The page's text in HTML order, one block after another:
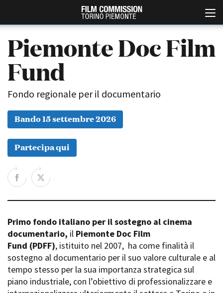
Chi siamo
Storia della Fondazione
Partner
Rete regionale
Bilancio sociale
Amministrazione
trasparente
Bandi e gare
Sostenibilità ambientale
Guarda che storia!
La Grazia - Immagini e
location della Torino di Paolo
Sorrentino
Open Day
Ciak in TOur!
Piemonte Doc Film
Fund
Fondo regionale per il documentario
Bando 15 settembre 2026
Partecipa qui
Primo fondo italiano per il sostegno al cinema
documentario, il Piemonte Doc Film
Fund (PDFF), istituito nel 2007, ha come finalità il
sostegno al documentario per il suo valore culturale e al
tempo stesso per la sua importanza strategica sul
piano industriale, con l’obiettivo di professionalizzare e